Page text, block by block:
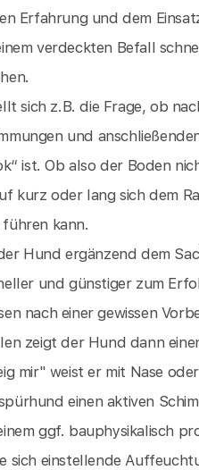
Erfahrung und dem
verdeckten Befall
sich z.B. die Frage, ob
und
ist. Ob also der Boden
kurz oder lang sich dem
kann.
Hund ergänzend dem
und günstiger zum
nach einer gewissen
zeigt der Hund dann
mir" weist er mit Nase
einen aktiven
ggf. bauphysikalisch
sich einstellende